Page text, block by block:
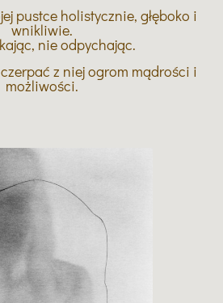
pustce holistycznie, głęboko i
wnikliwie.
nie odpychając.
z niej ogrom mądrości i
możliwości.